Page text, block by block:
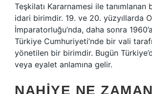
Teşkilatı Kararnamesi ile tanımlanan
idari birimdir. 19. ve 20. yüzyıllarda
İmparatorluğu’nda, daha sonra
Türkiye Cumhuriyeti’nde bir vali
yönetilen bir birimdir. Bugün
veya eyalet anlamına gelir.
NAHIYE NE ZAMAN